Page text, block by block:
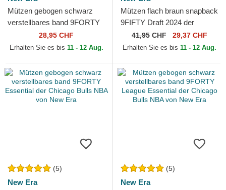
Mützen gebogen schwarz
verstellbares band 9FORTY
League Essential der New
York Yankees MLB von...
28,95 CHF
Erhalten Sie es bis 11 - 12 Aug.
Mützen flach braun snapback
9FIFTY Draft 2024 der
Chicago Bulls NBA von New
Era
41,95 CHF 29,37 CHF
Erhalten Sie es bis 11 - 12 Aug.
(5)
New Era
(5)
New Era